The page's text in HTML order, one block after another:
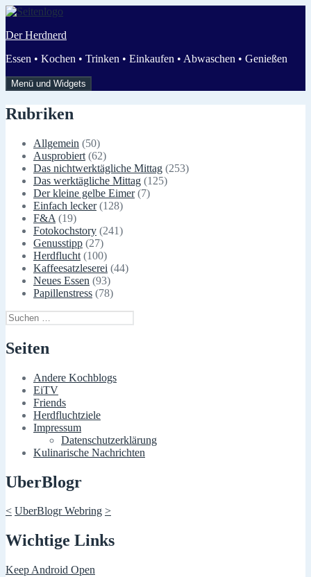
Zum
springen
Der Herdnerd
Essen • Kochen • Trinken • Einkaufen • Abwaschen • Genießen
Menü und Widgets
Rubriken
Allgemein (50)
Ausprobiert (62)
Das nichtwerktägliche Mittag (253)
Das werktägliche Mittag (125)
Der kleine gelbe Eimer(7)
Einfach lecker(128)
F&A (19)
Fotokochstory (241)
Genusstipp (27)
Herdflucht (100)
Kaffeesatzleserei (44)
Neues Essen (93)
Papillenstress (78)
Suchen
nach:
Seiten
Andere Kochblogs
EiTV
Friends
Herdfluchtziele
Impressum
Datenschutzerklärung
Kulinarische Nachrichten
UberBlogr
< UberBlogr Webring >
Wichtige Links
Keep Android Open